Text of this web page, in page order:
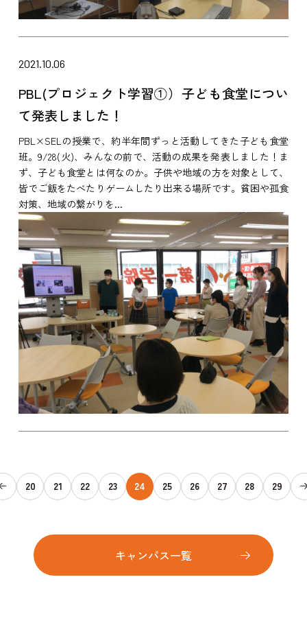
2021.10.06
PBL(プロジェクト学習①）子ども食堂につい
て発表しました！
PBL×SELの授業で、約半年間ずっと活動してきた子ども食堂
班。9/28(火)、みんなの前で、活動の成果を発表しました！ま
ず、子ども食堂とは何なのか。子供や地域の方を対象として、
皆でご飯をたべたりゲームしたり出来る場所です。貧困や孤食
対策、地域の繋がりを...
20 21 22 23 24 25 26 27 28 29
キャンパス一覧